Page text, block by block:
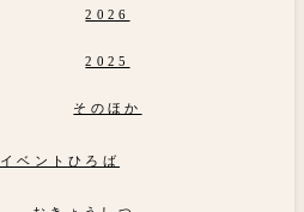
2026
2025
そのほか
イベントひろば